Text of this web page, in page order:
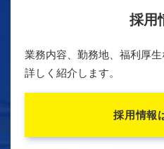
採用
業務内容、勤務地、福利厚
詳しく紹介します。
採用情報